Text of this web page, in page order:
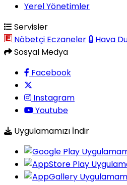
Yerel Yönetimler
Servisler
Nöbetçi Eczaneler
Hava
Sosyal Medya
Facebook
Instagram
Youtube
Uygulamamızı İndir